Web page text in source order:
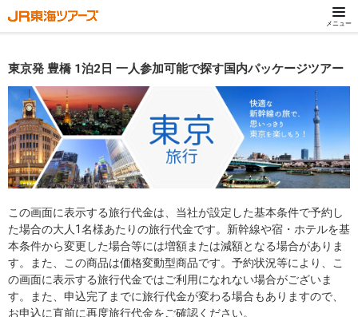
メニュー
東京発 豊橋 1泊2日 一人参加可能で探す国内パッケージツアー
この画面に表示する旅行代金は、当社が設定した基本条件で予約し
た場合の大人1名様あたりの旅行代金です。新幹線や宿・ホテルを基
本条件から変更した場合等には増額または減額となる場合がありま
す。また、この商品は価格変動型商品です。予約状況等により、こ
の画面に表示する旅行代金ではご利用になれない場合がございま
す。また、申込完了までに旅行代金が変わる場合もありますので、
お申込に直前に再度旅行代金をご確認ください。